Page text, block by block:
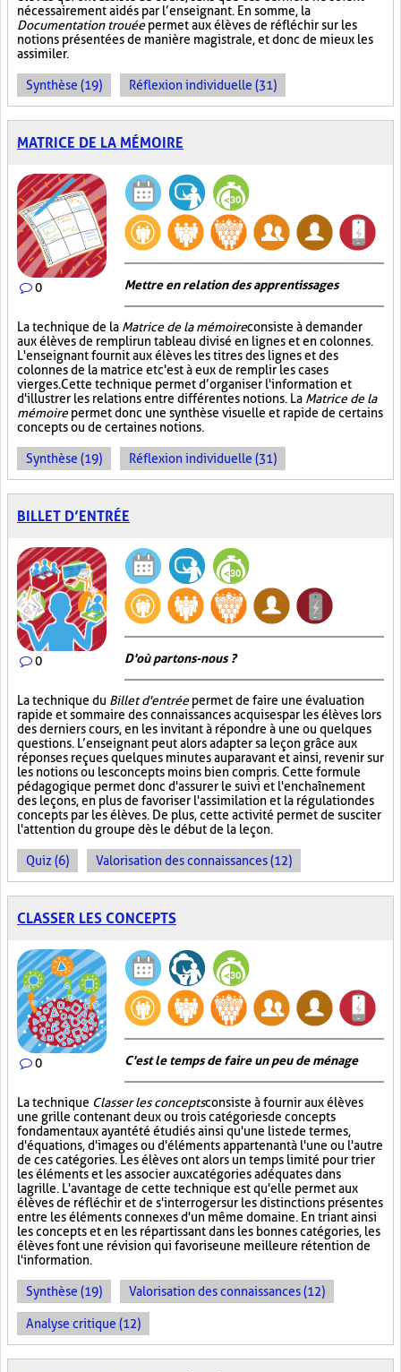
nécessairement aidés par l’enseignant. En somme, la
Documentation trouéepermet aux élèves de réfléchir sur les
notions présentées de manière magistrale, et donc de mieux les
assimiler.
Synthèse (19) Réflexion individuelle (31)
MATRICE DE LA MÉMOIRE
0 Mettre en relation des apprentissages
La technique de la Matrice de la mémoireconsiste à demander
aux élèves de remplir un tableau divisé en lignes et en colonnes.
L'enseignant fournit aux élèves les titres des lignes et des
colonnes de la matrice et c'est à eux de remplir les cases
vierges. Cette technique permet d’organiser l'information et
d'illustrer les relations entre différentes notions. La Matrice de la
mémoirepermet donc une synthèse visuelle et rapide de certains
concepts ou de certaines notions.
Synthèse (19) Réflexion individuelle (31)
BILLET D’ENTRÉE
0 D'où partons-nous ?
La technique du Billet d'entréepermet de faire une évaluation
rapide et sommaire des connaissances acquises par les élèves lors
des derniers cours, en les invitant à répondre à une ou quelques
questions. L’enseignant peut alors adapter sa leçon grâce aux
réponses reçues quelques minutes auparavant et ainsi, revenir sur
les notions ou les concepts moins bien compris. Cette formule
pédagogique permet donc d'assurer le suivi et l'enchaînement
des leçons, en plus de favoriser l'assimilation et la régulation des
concepts par les élèves. De plus, cette activité permet de susciter
l'attention du groupe dès le début de la leçon.
Quiz (6) Valorisation des connaissances (12)
CLASSER LES CONCEPTS
0 C'est le temps de faire un peu de ménage
La technique Classer les conceptsconsiste à fournir aux élèves
une grille contenant deux ou trois catégories de concepts
fondamentaux ayant été étudiés ainsi qu'une liste de termes,
d'équations, d'images ou d'éléments appartenant à l'une ou l'autre
de ces catégories. Les élèves ont alors un temps limité pour trier
les éléments et les associer aux catégories adéquates dans
la grille. L'avantage de cette technique est qu'elle permet aux
élèves de réfléchir et de s'interroger sur les distinctions présentes
entre les éléments connexes d'un même domaine. En triant ainsi
les concepts et en les répartissant dans les bonnes catégories, les
élèves font une révision qui favorise une meilleure rétention de
l'information.
Synthèse (19) Valorisation des connaissances (12)
Analyse critique (12)